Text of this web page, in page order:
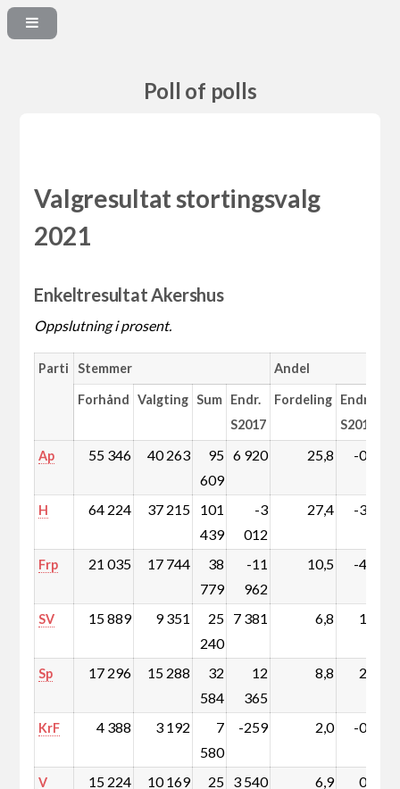
Poll of polls
Valgresultat stortingsvalg
2021
Enkeltresultat Akershus
Oppslutning i prosent.
Parti Stemmer Andel
Forhånd Valgting Sum Endr.
S2017
Fordeling Endr.
S2017
Ap 55 346 40 263
95
609
6 920 25,8 -0,5
H 64 224 37 215
101
439
-3
012
27,4 -3,6
Frp 21 035 17 744
38
779
-11
962
10,5 -4,6
SV 15 889 9 351
25
240
7 381 6,8 1,5
Sp 17 296 15 288
32
584
12
365
8,8 2,8
KrF 4 388 3 192
7
580
-259 2,0 -0,3
V 15 224 10 169
25 3 540 6,9 0,4